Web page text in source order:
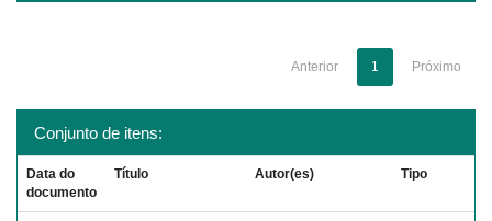
Anterior 1 Próximo
Conjunto de itens:
Data do
documento
Título Autor(es) Tipo